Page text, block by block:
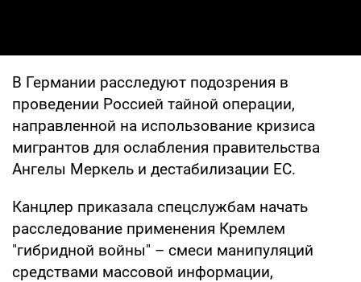
В Германии расследуют подозрения в
проведении Россией тайной операции,
направленной на использование кризиса
мигрантов для ослабления правительства
Ангелы Меркель и дестабилизации ЕС.
Канцлер приказала спецслужбам начать
расследование применения Кремлем
"гибридной войны" – смеси манипуляций
средствами массовой информации,